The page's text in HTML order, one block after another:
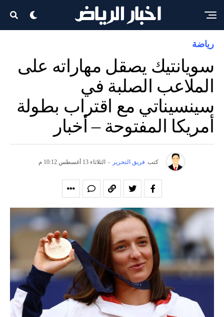
رياضة
سويانتيك يصقل مهاراته على
الملاعب الصلبة في
سينسيناتي مع اقتراب بطولة
أمريكا المفتوحة – أخبار
كتب فريق التحرير - الثلاثاء 13 أغسطس 10:12 م